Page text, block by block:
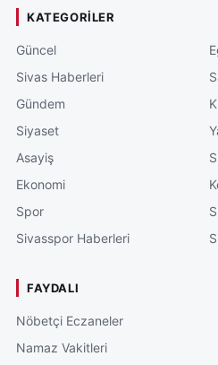
KATEGORILER
Güncel
Sivas Haberleri
Gündem
Siyaset
Asayiş
Ekonomi
Spor
Sivasspor Haberleri
FAYDALI
Nöbetçi Eczaneler
Namaz Vakitleri